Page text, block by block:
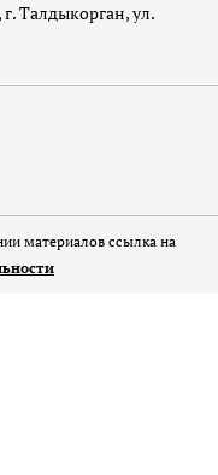
Талдыкорган, ул.
материалов ссылка на